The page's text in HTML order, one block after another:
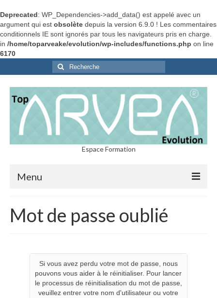
Deprecated: WP_Dependencies->add_data() est appelé avec un
argument qui est obsolète depuis la version 6.9.0 ! Les commentaires
conditionnels IE sont ignorés par tous les navigateurs pris en charge.
in /home/toparveake/evolution/wp-includes/functions.php on line
6170
Rechercher
:
Espace Formation
Menu
Inscription Formation Group
Mot de passe oublié
Si vous avez perdu votre mot de passe, nous
pouvons vous aider à le réinitialiser. Pour lancer
le processus de réinitialisation du mot de passe,
veuillez entrer votre nom d'utilisateur ou votre